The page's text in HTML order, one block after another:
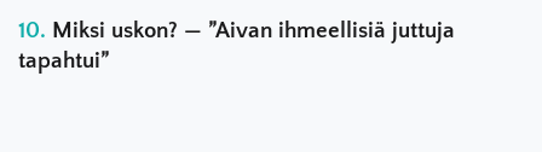
Miksi uskon? — ”Aivan ihmeellisiä juttuja
tapahtui”